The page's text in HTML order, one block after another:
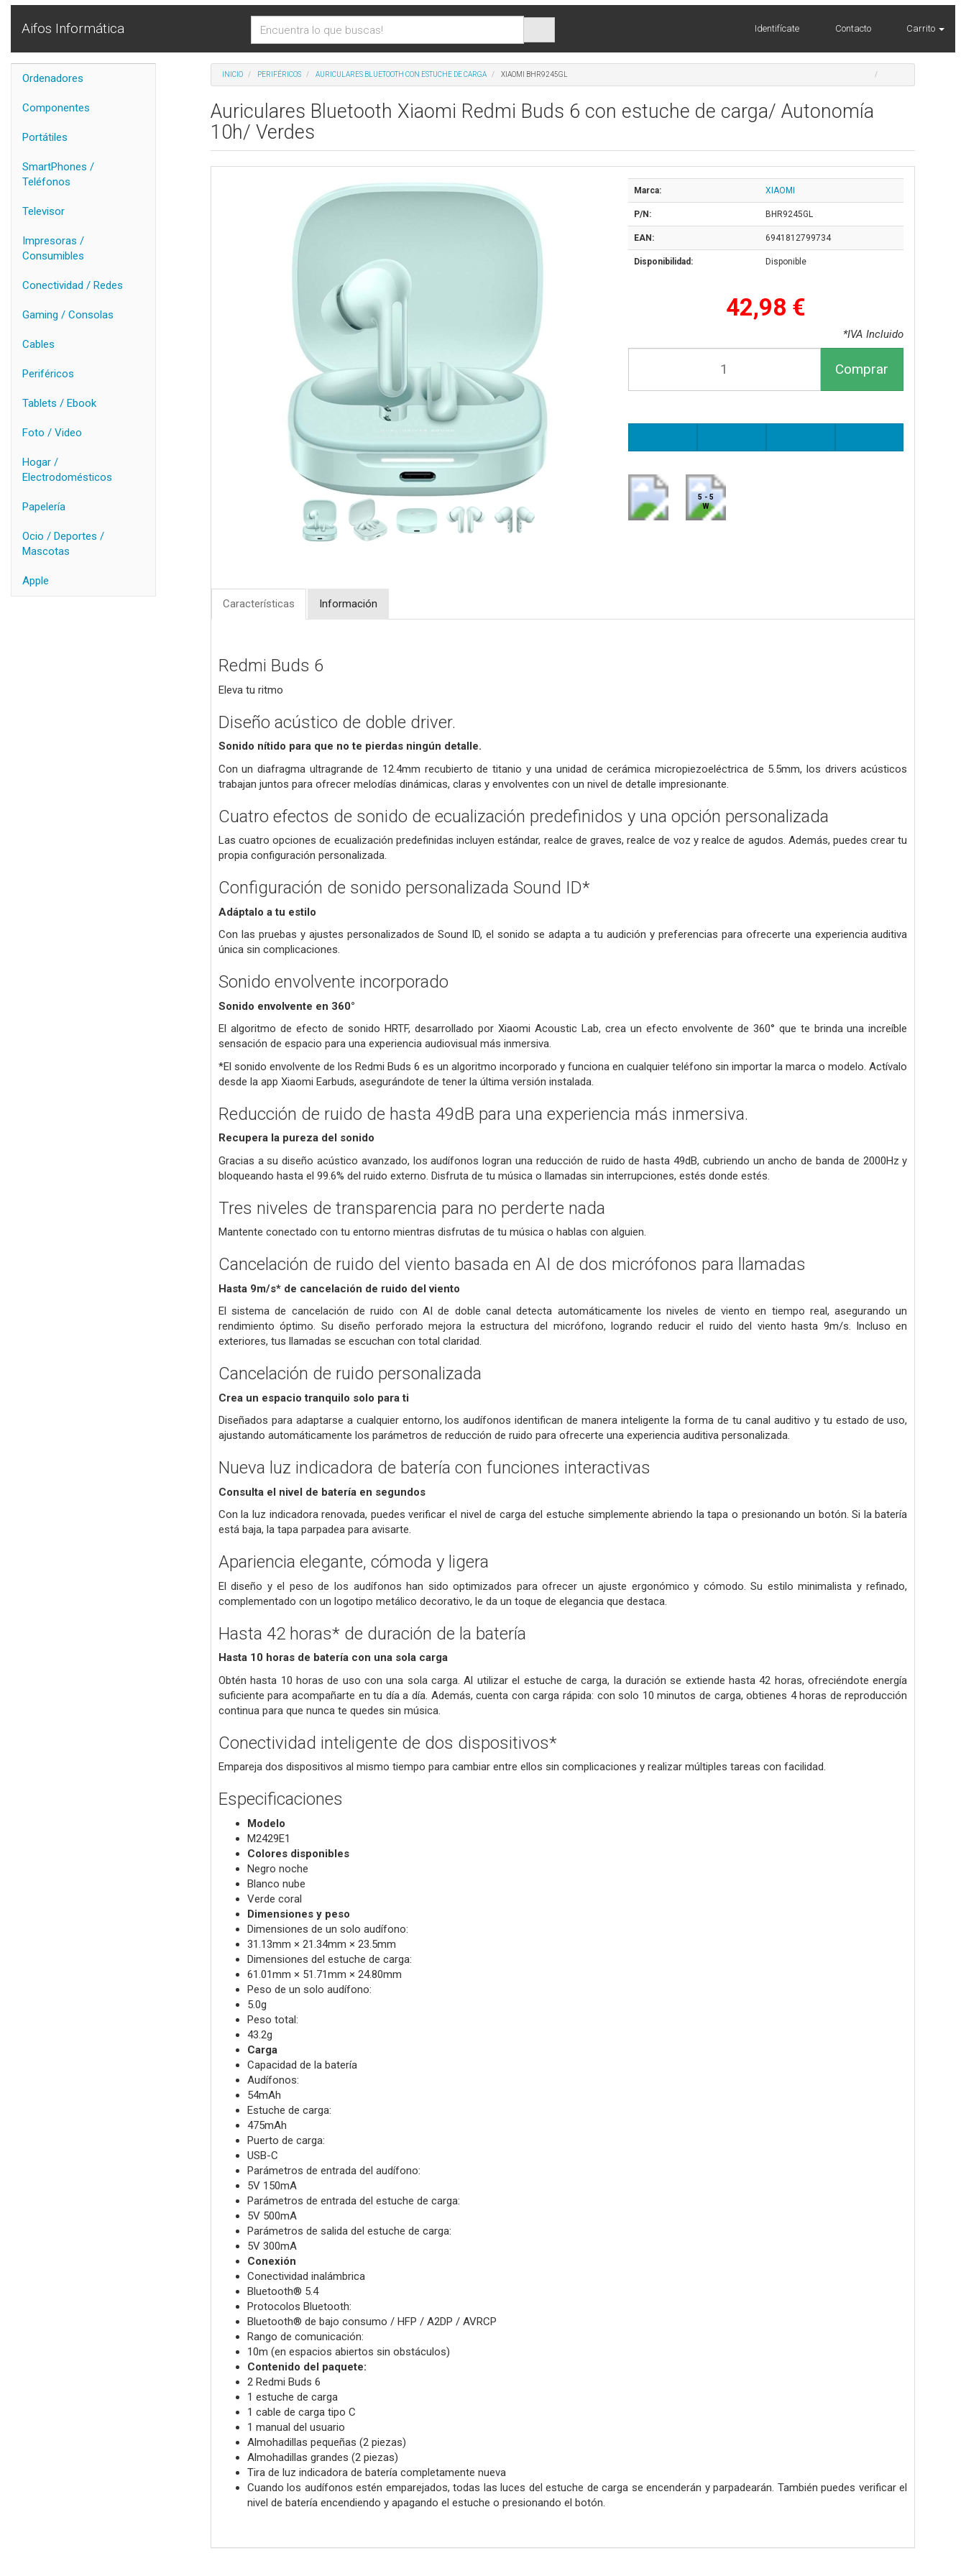
Aifos Informática Identifícate Contacto Carrito
Ordenadores
Componentes
Portátiles
SmartPhones /
Teléfonos
Televisor
Impresoras /
Consumibles
Conectividad / Redes
Gaming / Consolas
Cables
Periféricos
Tablets / Ebook
Foto / Video
Hogar /
Electrodomésticos
Papelería
Ocio / Deportes /
Mascotas
Apple
INICIO PERIFÉRICOS AURICULARES BLUETOOTH CON ESTUCHE DE CARGA XIAOMI BHR9245GL
Auriculares Bluetooth Xiaomi Redmi Buds 6 con estuche de carga/ Autonomía
10h/ Verdes
Marca: XIAOMI
P/N: BHR9245GL
EAN: 6941812799734
Disponibilidad: Disponible
42,98 €
*IVA Incluido
Comprar
5 - 5
W
Características Información
Redmi Buds 6
Eleva tu ritmo
Diseño acústico de doble driver.
Sonido nítido para que no te pierdas ningún detalle.
Con un diafragma ultragrande de 12.4mm recubierto de titanio y una unidad de cerámica micropiezoeléctrica de 5.5mm, los drivers acústicos
trabajan juntos para ofrecer melodías dinámicas, claras y envolventes con un nivel de detalle impresionante.
Cuatro efectos de sonido de ecualización predefinidos y una opción personalizada
Las cuatro opciones de ecualización predefinidas incluyen estándar, realce de graves, realce de voz y realce de agudos. Además, puedes crear tu
propia configuración personalizada.
Configuración de sonido personalizada Sound ID*
Adáptalo a tu estilo
Con las pruebas y ajustes personalizados de Sound ID, el sonido se adapta a tu audición y preferencias para ofrecerte una experiencia auditiva
única sin complicaciones.
Sonido envolvente incorporado
Sonido envolvente en 360°
El algoritmo de efecto de sonido HRTF, desarrollado por Xiaomi Acoustic Lab, crea un efecto envolvente de 360° que te brinda una increíble
sensación de espacio para una experiencia audiovisual más inmersiva.
*El sonido envolvente de los Redmi Buds 6 es un algoritmo incorporado y funciona en cualquier teléfono sin importar la marca o modelo. Actívalo
desde la app Xiaomi Earbuds, asegurándote de tener la última versión instalada.
Reducción de ruido de hasta 49dB para una experiencia más inmersiva.
Recupera la pureza del sonido
Gracias a su diseño acústico avanzado, los audífonos logran una reducción de ruido de hasta 49dB, cubriendo un ancho de banda de 2000Hz y
bloqueando hasta el 99.6% del ruido externo. Disfruta de tu música o llamadas sin interrupciones, estés donde estés.
Tres niveles de transparencia para no perderte nada
Mantente conectado con tu entorno mientras disfrutas de tu música o hablas con alguien.
Cancelación de ruido del viento basada en AI de dos micrófonos para llamadas
Hasta 9m/s* de cancelación de ruido del viento
El sistema de cancelación de ruido con AI de doble canal detecta automáticamente los niveles de viento en tiempo real, asegurando un
rendimiento óptimo. Su diseño perforado mejora la estructura del micrófono, logrando reducir el ruido del viento hasta 9m/s. Incluso en
exteriores, tus llamadas se escuchan con total claridad.
Cancelación de ruido personalizada
Crea un espacio tranquilo solo para ti
Diseñados para adaptarse a cualquier entorno, los audífonos identifican de manera inteligente la forma de tu canal auditivo y tu estado de uso,
ajustando automáticamente los parámetros de reducción de ruido para ofrecerte una experiencia auditiva personalizada.
Nueva luz indicadora de batería con funciones interactivas
Consulta el nivel de batería en segundos
Con la luz indicadora renovada, puedes verificar el nivel de carga del estuche simplemente abriendo la tapa o presionando un botón. Si la batería
está baja, la tapa parpadea para avisarte.
Apariencia elegante, cómoda y ligera
El diseño y el peso de los audífonos han sido optimizados para ofrecer un ajuste ergonómico y cómodo. Su estilo minimalista y refinado,
complementado con un logotipo metálico decorativo, le da un toque de elegancia que destaca.
Hasta 42 horas* de duración de la batería
Hasta 10 horas de batería con una sola carga
Obtén hasta 10 horas de uso con una sola carga. Al utilizar el estuche de carga, la duración se extiende hasta 42 horas, ofreciéndote energía
suficiente para acompañarte en tu día a día. Además, cuenta con carga rápida: con solo 10 minutos de carga, obtienes 4 horas de reproducción
continua para que nunca te quedes sin música.
Conectividad inteligente de dos dispositivos*
Empareja dos dispositivos al mismo tiempo para cambiar entre ellos sin complicaciones y realizar múltiples tareas con facilidad.
Especificaciones
Modelo
M2429E1
Colores disponibles
Negro noche
Blanco nube
Verde coral
Dimensiones y peso
Dimensiones de un solo audífono:
31.13mm × 21.34mm × 23.5mm
Dimensiones del estuche de carga:
61.01mm × 51.71mm × 24.80mm
Peso de un solo audífono:
5.0g
Peso total:
43.2g
Carga
Capacidad de la batería
Audífonos:
54mAh
Estuche de carga:
475mAh
Puerto de carga:
USB-C
Parámetros de entrada del audífono:
5V 150mA
Parámetros de entrada del estuche de carga:
5V 500mA
Parámetros de salida del estuche de carga:
5V 300mA
Conexión
Conectividad inalámbrica
Bluetooth® 5.4
Protocolos Bluetooth:
Bluetooth® de bajo consumo / HFP / A2DP / AVRCP
Rango de comunicación:
10m (en espacios abiertos sin obstáculos)
Contenido del paquete:
2 Redmi Buds 6
1 estuche de carga
1 cable de carga tipo C
1 manual del usuario
Almohadillas pequeñas (2 piezas)
Almohadillas grandes (2 piezas)
Tira de luz indicadora de batería completamente nueva
Cuando los audífonos estén emparejados, todas las luces del estuche de carga se encenderán y parpadearán. También puedes verificar el
nivel de batería encendiendo y apagando el estuche o presionando el botón.